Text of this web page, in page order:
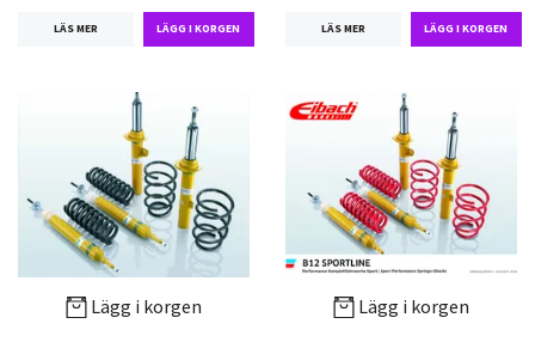
LÄS MER LÄS MER
Lägg i korgen Lägg i korgen